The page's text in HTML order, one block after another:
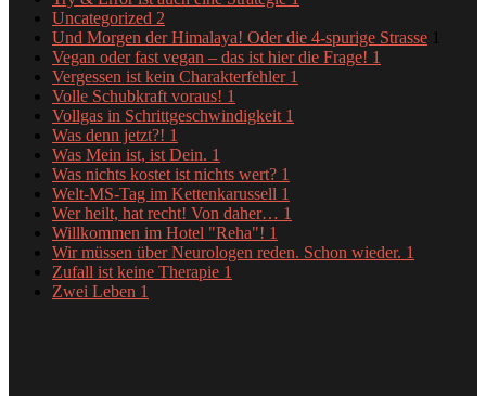
Uncategorized 2
Und Morgen der Himalaya! Oder die 4-spurige Strasse 1
Vegan oder fast vegan – das ist hier die Frage! 1
Vergessen ist kein Charakterfehler 1
Volle Schubkraft voraus! 1
Vollgas in Schrittgeschwindigkeit 1
Was denn jetzt?! 1
Was Mein ist, ist Dein. 1
Was nichts kostet ist nichts wert? 1
Welt-MS-Tag im Kettenkarussell 1
Wer heilt, hat recht! Von daher… 1
Willkommen im Hotel "Reha"! 1
Wir müssen über Neurologen reden. Schon wieder. 1
Zufall ist keine Therapie 1
Zwei Leben 1